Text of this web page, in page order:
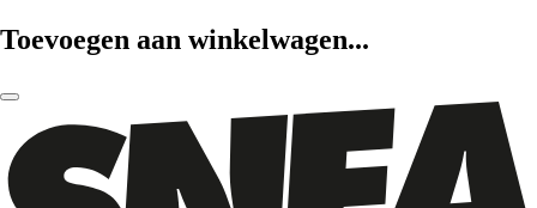
Toevoegen aan winkelwagen...